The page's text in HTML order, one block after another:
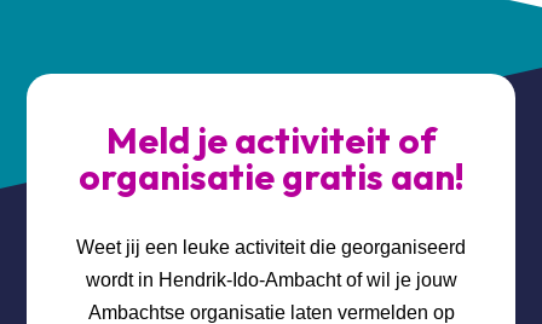
Meld je activiteit of
organisatie gratis aan!
Weet jij een leuke activiteit die georganiseerd
wordt in Hendrik-Ido-Ambacht of wil je jouw
Ambachtse organisatie laten vermelden op